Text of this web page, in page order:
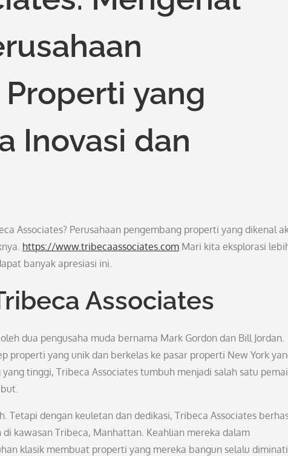
yang
Inovasi dan
Associates? Perusahaan pengembang properti yang dikenal
https://www.tribecaassociates.com Mari kita eksplorasi
banyak apresiasi ini.
Associates
dua pengusaha muda bernama Mark Gordon dan Bill Jordan.
properti yang unik dan berkelas ke pasar properti New York
tinggi, Tribeca Associates tumbuh menjadi salah satu
Tetapi dengan keuletan dan dedikasi, Tribeca Associates
kawasan Tribeca, Manhattan. Keahlian mereka dalam
klasik membuat properti yang mereka bangun selalu